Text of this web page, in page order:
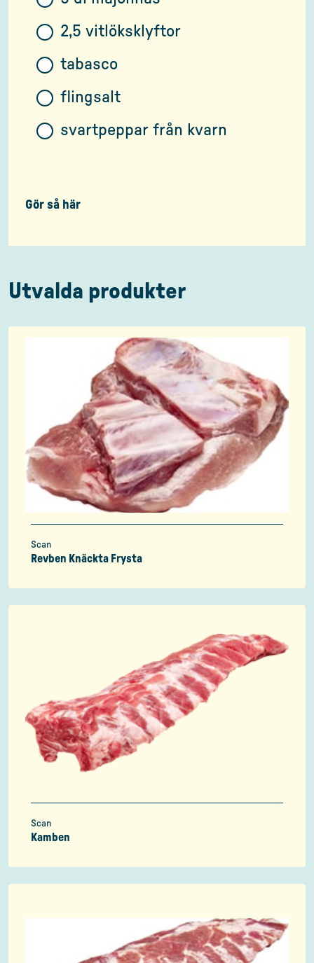
2,5 vitlöksklyftor
tabasco
flingsalt
svartpeppar från kvarn
Gör så här
Utvalda produkter
Scan
Revben Knäckta Frysta
Scan
Kamben